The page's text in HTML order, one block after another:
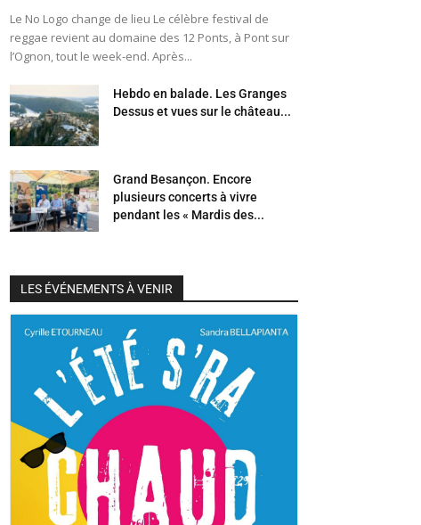
Le No Logo change de lieu Le célèbre festival de
reggae revient au domaine des 12 Ponts, à Pont sur
l’Ognon, tout le week-end. Après...
Hebdo en balade. Les Granges
Dessus et vues sur le château...
Grand Besançon. Encore
plusieurs concerts à vivre
pendant les « Mardis des...
LES ÉVÉNEMENTS À VENIR